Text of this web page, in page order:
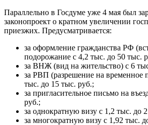
Параллельно в Госдуме уже 4 мая был
законопроект о кратном увеличении
приезжих. Предусматривается:
за оформление гражданства РФ
подорожание с 4,2 тыс. до 50 тыс.
за ВНЖ (вид на жительство) с 6
за РВП (разрешение на временное
тыс. до 15 тыс. руб.;
за пригласительное письмо на
руб.;
за однократную визу с 1,2 тыс. до
за многократную визу с 1,92 тыс.